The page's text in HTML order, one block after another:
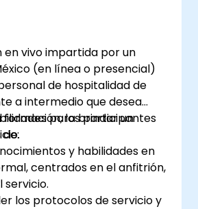
en vivo impartida por un
(en línea o presencial)
de hospitalidad de
a intermedio que desea
para brindar un
formación, los participantes
y habilidades en
centrados en el anfitrión,
servicio.
los protocolos de servicio y